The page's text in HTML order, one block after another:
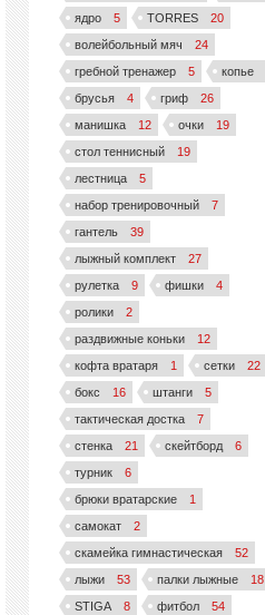
ядро
5 TORRES
20
волейбольный мяч
24
гребной тренажер
5 копье
брусья
4 гриф
26
манишка
12 очки
19
стол теннисный
19
лестница
5
набор тренировочный
7
гантель
39
лыжный комплект
27
рулетка
9 фишки
4
ролики
2
раздвижные коньки
12
кофта вратаря
1 сетки
22
бокс
16 штанги
5
тактическая достка
7
стенка
21 скейтборд
6
турник
6
брюки вратарские
1
самокат
2
скамейка гимнастическая
52
лыжи
53 палки лыжные
18
STIGA
8 фитбол
54